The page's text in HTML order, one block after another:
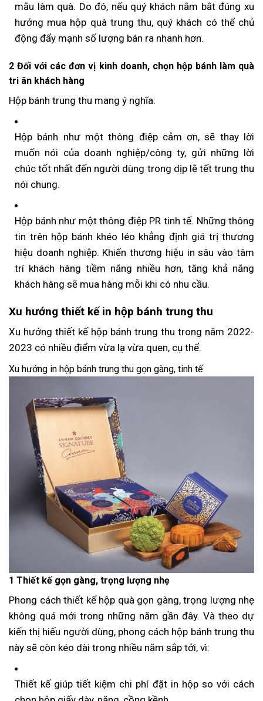
mẫu làm quà. Do đó, nếu quý khách nắm bắt đúng xu
hướng mua hộp quà trung thu, quý khách có thể chủ
động đẩy mạnh số lượng bán ra nhanh hơn.
2 Đối với các đơn vị kinh doanh, chọn hộp bánh làm quà
tri ân khách hàng
Hộp bánh trung thu mang ý nghĩa:
Hộp bánh như một thông điệp cảm ơn, sẽ thay lời
muốn nói của doanh nghiệp/công ty, gửi những lời
chúc tốt nhất đến người dùng trong dịp lễ tết trung thu
nói chung.
Hộp bánh như một thông điệp PR tinh tế. Những thông
tin trên hộp bánh khéo léo khẳng định giá trị thương
hiệu doanh nghiệp. Khiến thương hiệu in sâu vào tâm
trí khách hàng tiềm năng nhiều hơn, tăng khả năng
khách hàng sẽ mua hàng mỗi khi có nhu cầu.
Xu hướng thiết kế in hộp bánh trung thu
Xu hướng thiết kế hộp bánh trung thu trong năm 2022-
2023 có nhiều điểm vừa lạ vừa quen, cụ thể.
Xu hướng in hộp bánh trung thu gọn gàng, tinh tế
1 Thiết kế gọn gàng, trọng lượng nhẹ
Phong cách thiết kế hộp quà gọn gàng, trọng lượng nhẹ
không quá mới trong những năm gần đây. Và theo dự
kiến thị hiếu người dùng, phong cách hộp bánh trung thu
này sẽ còn kéo dài trong nhiều năm sắp tới, vì:
Thiết kế giúp tiết kiệm chi phí đặt in hộp so với cách